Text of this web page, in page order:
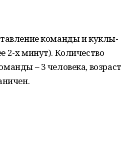
команды и куклы-
2-х минут). Количество
– 3 человека, возраст